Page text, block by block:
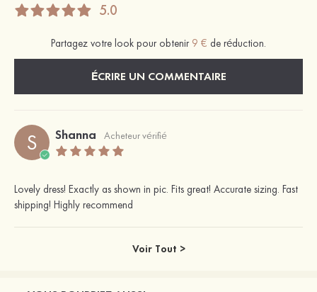
5.0
Partagez votre look pour obtenir 9 € de réduction.
ÉCRIRE UN COMMENTAIRE
S Shanna Acheteur vérifié
Lovely dress! Exactly as shown in pic. Fits great! Accurate sizing. Fast
shipping! Highly recommend
Voir Tout >